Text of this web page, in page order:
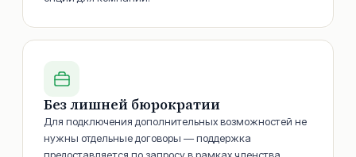
Без лишней бюрократии
Для подключения дополнительных возможностей не
нужны отдельные договоры — поддержка